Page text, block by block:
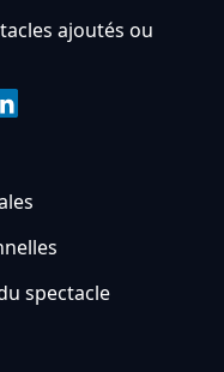
ajoutés ou
spectacle